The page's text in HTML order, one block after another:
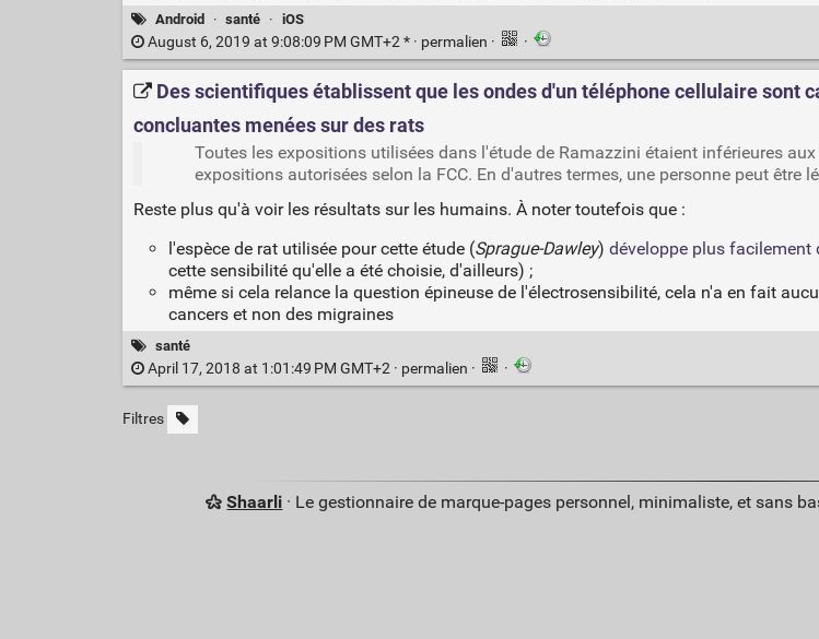
Android · santé · iOS
August 6, 2019 at 9:08:09 PM GMT+2 * · permalien · ·
Des scientifiques établissent que les ondes d'un téléphone cellulaire sont
concluantes menées sur des rats
Toutes les expositions utilisées dans l'étude de Ramazzini étaient inférieures
expositions autorisées selon la FCC. En d'autres termes, une personne peut être
Reste plus qu'à voir les résultats sur les humains. À noter toutefois que :
l'espèce de rat utilisée pour cette étude (Sprague-Dawley) développe plus facilement
cette sensibilité qu'elle a été choisie, d'ailleurs) ;
même si cela relance la question épineuse de l'électrosensibilité, cela n'a en fait
cancers et non des migraines
santé
April 17, 2018 at 1:01:49 PM GMT+2 · permalien · ·
Filtres
Shaarli · Le gestionnaire de marque-pages personnel, minimaliste, et sans